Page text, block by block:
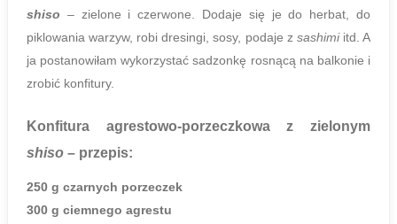
shiso – zielone i czerwone. Dodaje się je do herbat, do
piklowania warzyw, robi dresingi, sosy, podaje z sashimiitd. A
ja postanowiłam wykorzystać sadzonkę rosnącą na balkonie i
zrobić konfitury.
Konfitura agrestowo-porzeczkowa z zielonym
shiso – przepis:
250 g czarnych porzeczek
300 g ciemnego agrestu